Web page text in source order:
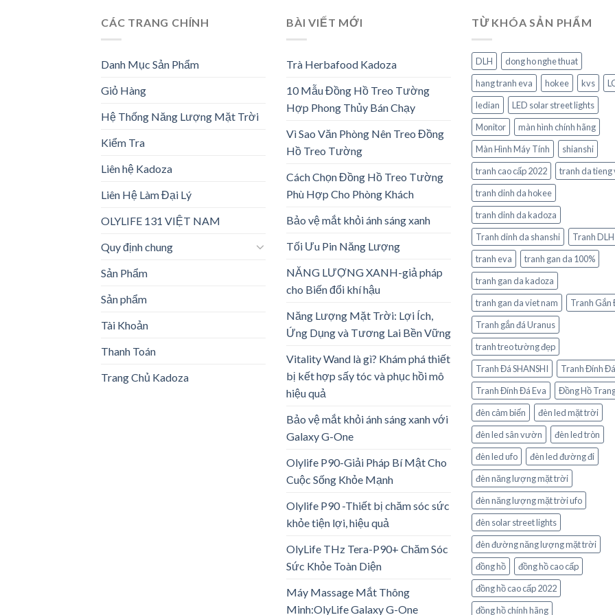
CÁC TRANG CHÍNH
Danh Mục Sản Phẩm
Giỏ Hàng
Hệ Thống Năng Lượng Mặt Trời
Kiểm Tra
Liên hệ Kadoza
Liên Hệ Làm Đại Lý
OLYLIFE 131 VIỆT NAM
Quy định chung
Sản Phẩm
Sản phẩm
Tài Khoản
Thanh Toán
Trang Chủ Kadoza
BÀI VIẾT MỚI
Trà Herbafood Kadoza
10 Mẫu Đồng Hồ Treo Tường
Hợp Phong Thủy Bán Chạy
Vì Sao Văn Phòng Nên Treo Đồng
Hồ Treo Tường
Cách Chọn Đồng Hồ Treo Tường
Phù Hợp Cho Phòng Khách
Bảo vệ mắt khỏi ánh sáng xanh
Tối Ưu Pin Năng Lượng
NĂNG LƯỢNG XANH-giả pháp
cho Biến đổi khí hậu
Năng Lượng Mặt Trời: Lợi Ích,
Ứng Dụng và Tương Lai Bền Vững
Vitality Wand là gì? Khám phá thiết
bị kết hợp sấy tóc và phục hồi mô
hiệu quả
Bảo vệ mắt khỏi ánh sáng xanh với
Galaxy G-One
Olylife P90-Giải Pháp Bí Mật Cho
Cuộc Sống Khỏe Mạnh
Olylife P90 -Thiết bị chăm sóc sức
khỏe tiện lợi, hiệu quả
OlyLife THz Tera-P90+ Chăm Sóc
Sức Khỏe Toàn Diện
Máy Massage Mắt Thông
Minh:OlyLife Galaxy G-One
TỪ KHÓA SẢN PHẨM
DLH
dong ho nghe thuat
hang tranh eva
hokee kvs
ledian
LED solar street lights
Monitor
màn hình chính hãng
Màn Hình Máy Tính
shianshi
tranh cao cấp 2022
tranh da tieng
tranh dinh da hokee
tranh dinh da kadoza
Tranh dinh da shanshi
Tranh DLH
tranh eva
tranh gan da 100%
tranh gan da kadoza
tranh gan da viet nam
Tranh Gắn
Tranh gắn đá Uranus
tranh treo tường đẹp
Tranh Đá SHANSHI
Tranh Đính Đá
Tranh Đính Đá Eva
Đồng Hồ
đèn cảm biến
đèn led mặt trời
đèn led sân vườn
đèn led tròn
đèn led ufo
đèn led đường đi
đèn năng lượng mặt trời
đèn năng lượng mặt trời ufo
đèn solar street lights
đèn đường năng lượng mặt trời
đồng hồ
đồng hồ cao cấp
đồng hồ cao cấp 2022
đồng hồ chính hãng